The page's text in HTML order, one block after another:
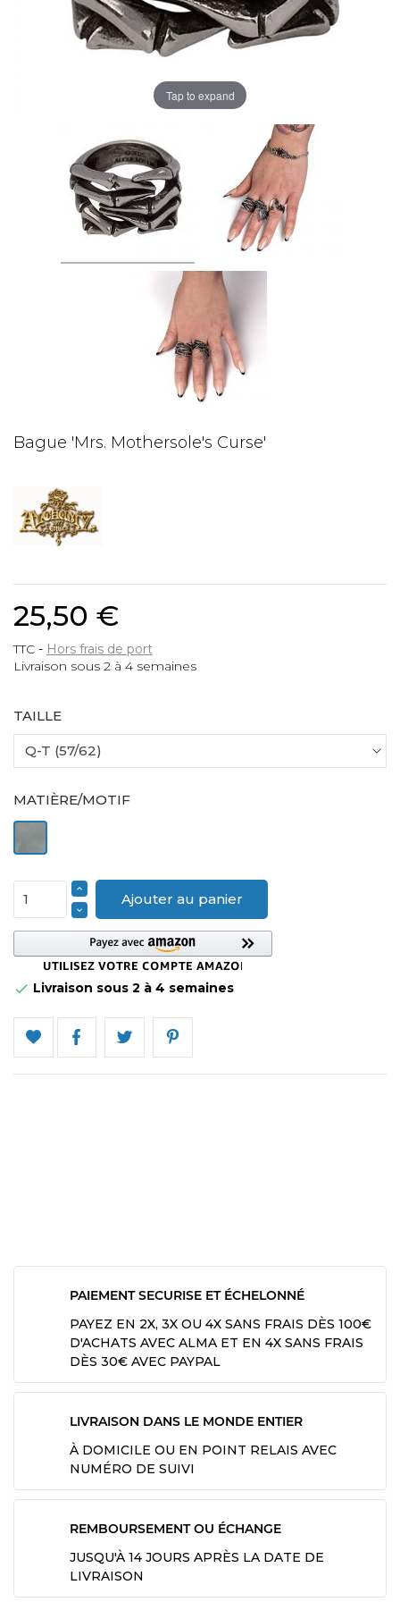
Tap to expand
Bague 'Mrs. Mothersole's Curse'
25,50 €
TTC
Hors frais de port
Livraison sous 2 à 4 semaines
TAILLE
MATIÈRE/MOTIF
Ajouter au panier
 Livraison sous 2 à 4 semaines
PAIEMENT SECURISE ET ÉCHELONNÉ
PAYEZ EN 2X, 3X OU 4X SANS FRAIS DÈS 100€
D'ACHATS AVEC ALMA ET EN 4X SANS FRAIS
DÈS 30€ AVEC PAYPAL
LIVRAISON DANS LE MONDE ENTIER
À DOMICILE OU EN POINT RELAIS AVEC
NUMÉRO DE SUIVI
REMBOURSEMENT OU ÉCHANGE
JUSQU'À 14 JOURS APRÈS LA DATE DE
LIVRAISON